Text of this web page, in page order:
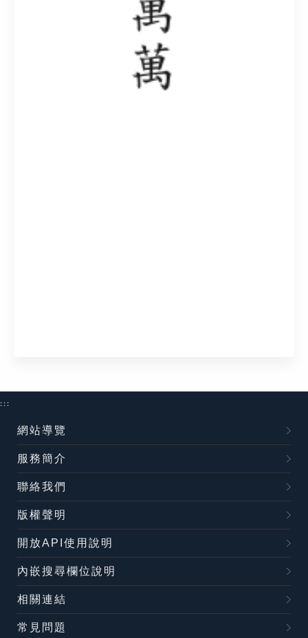
:::
網站導覽
服務簡介
聯絡我們
版權聲明
開放API使用說明
內嵌搜尋欄位說明
相關連結
常見問題